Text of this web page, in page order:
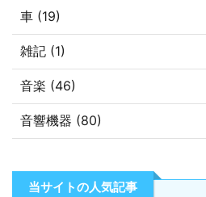
車 (19)
雑記 (1)
音楽 (46)
音響機器 (80)
当サイトの人気記事